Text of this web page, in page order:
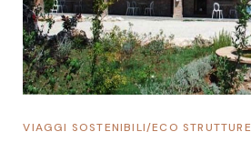
ECO STRUTTURE
/
VIAGGI SOSTENIBILI